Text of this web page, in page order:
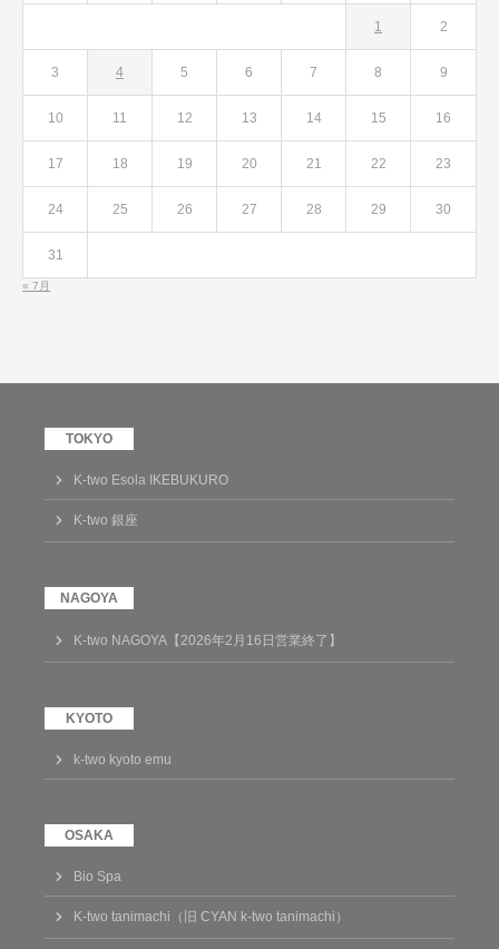
1 2
3 4 5 6 7 8 9
10 11 12 13 14 15 16
17 18 19 20 21 22 23
24 25 26 27 28 29 30
31
« 7月
K-two Esola IKEBUKURO
K-two 銀座
K-two NAGOYA【2026年2月16日営業終了】
k-two kyoto emu
Bio Spa
K-two tanimachi（旧 CYAN k-two tanimachi）